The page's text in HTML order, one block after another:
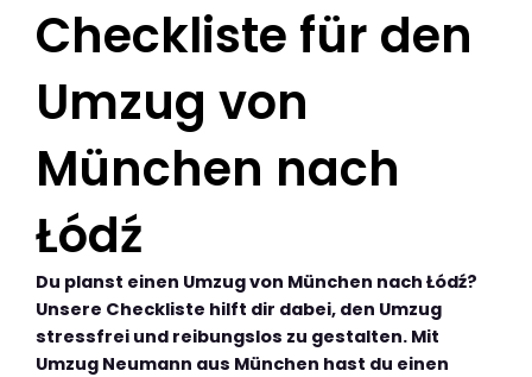
Checkliste für den
Umzug von
München nach
Łódź
Du planst einen Umzug von München nach Łódź?
Unsere Checkliste hilft dir dabei, den Umzug
stressfrei und reibungslos zu gestalten. Mit
Umzug Neumann aus München hast du einen